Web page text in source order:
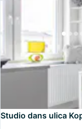
Studio dans ulica